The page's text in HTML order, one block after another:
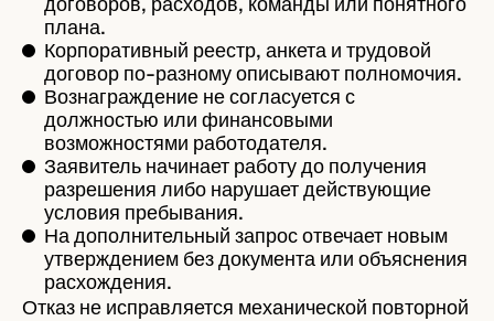
плана.
Корпоративный реестр, анкета и трудовой
договор по-разному описывают полномочия.
Вознаграждение не согласуется с
должностью или финансовыми
возможностями работодателя.
Заявитель начинает работу до получения
разрешения либо нарушает действующие
условия пребывания.
На дополнительный запрос отвечает новым
утверждением без документа или объяснения
расхождения.
Отказ не исправляется механической повторной